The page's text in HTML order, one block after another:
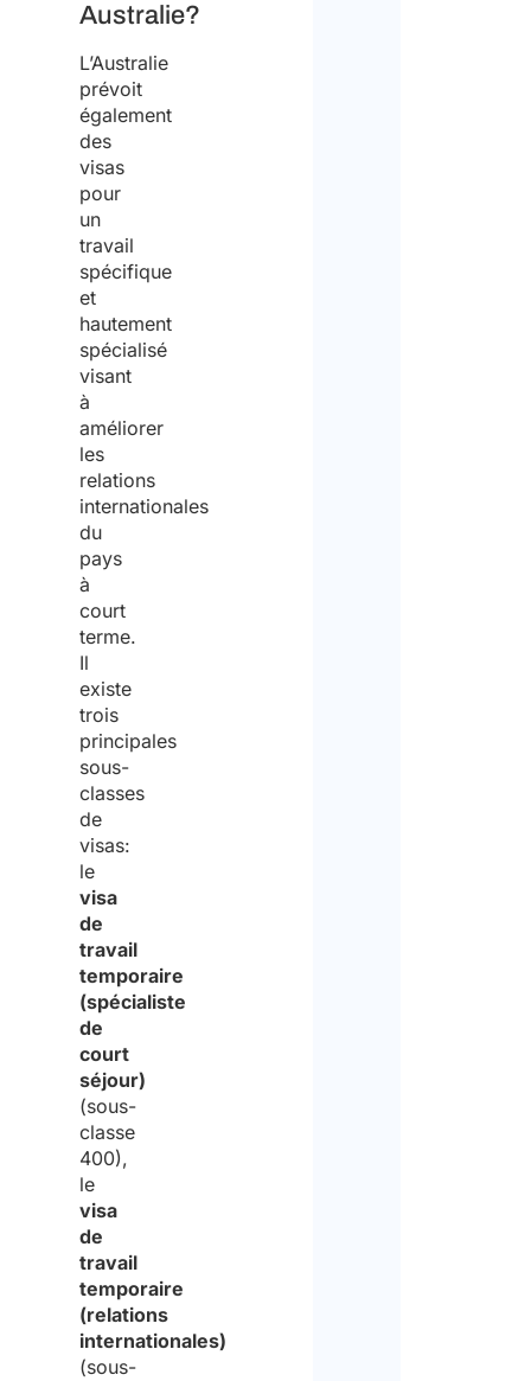
Australie?
L’Australie
prévoit
également
des
visas
pour
un
travail
spécifique
et
hautement
spécialisé
visant
à
améliorer
les
relations
internationales
du
pays
à
court
terme.
Il
existe
trois
principales
sous-
classes
de
visas:
le
visa
de
travail
temporaire
(spécialiste
de
court
séjour)
(sous-
classe
400),
le
visa
de
travail
temporaire
(relations
internationales)
(sous-